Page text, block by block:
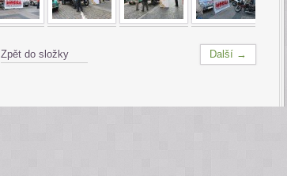
Další →
Zpět do složky